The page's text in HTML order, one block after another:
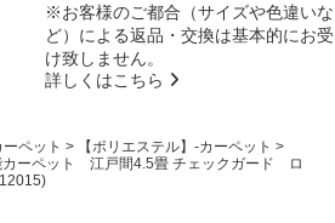
※お客様のご都合（サイズや色違いな
ど）による返品・交換は基本的にお受
け致しません。
詳しくはこちら
ペット > 【ポリエステル】-カーペット >
カーペット 江戸間4.5畳 チェックガード ロ